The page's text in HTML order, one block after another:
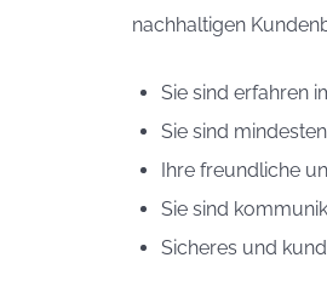
nachhaltigen
Sie sind erfahren
Sie sind
Ihre freundliche
Sie sind
Sicheres und